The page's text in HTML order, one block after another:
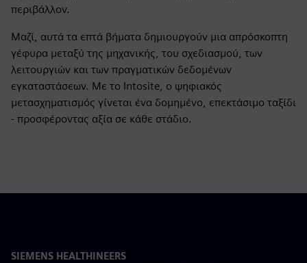
περιβάλλον.
Μαζί, αυτά τα επτά βήματα δημιουργούν μια απρόσκοπτη
γέφυρα μεταξύ της μηχανικής, του σχεδιασμού, των
λειτουργιών και των πραγματικών δεδομένων
εγκαταστάσεων. Με το Intosite, ο ψηφιακός
μετασχηματισμός γίνεται ένα δομημένο, επεκτάσιμο ταξίδι
- προσφέροντας αξία σε κάθε στάδιο.
SIEMENS HEALTHINEERS